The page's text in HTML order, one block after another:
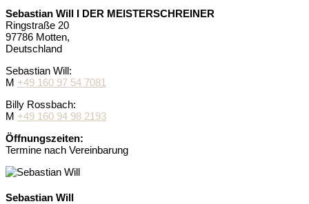
Sebastian Will I DER MEISTERSCHREINER
Ringstraße 20
97786 Motten,
Deutschland
Sebastian Will:
M +49 160 97 54 7081
Billy Rossbach:
M +49 160 94 98 2193
Öffnungszeiten:
Termine nach Vereinbarung
Sebastian Will